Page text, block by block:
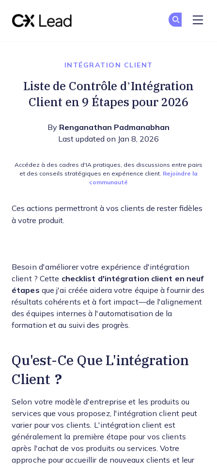
INTÉGRATION CLIENT
Liste de Contrôle d’Intégration
Client en 9 Étapes pour 2026
By Renganathan Padmanabhan
Last updated on Jan 8, 2026
Accédez à des cadres d'IA pratiques, des discussions entre pairs
et des conseils stratégiques en expérience client. Rejoindre la
communauté
Ces actions permettront à vos clients de rester fidèles
à votre produit.
Besoin d'améliorer votre expérience d'intégration
client ? Cette checklist d'intégration client en neuf
étapes que j'ai créée aidera votre équipe à fournir des
résultats cohérents et à fort impact—de l'alignement
des équipes internes à l'automatisation de la
formation et au suivi des progrès.
Qu'est-Ce Que L'intégration
Client ?
Selon votre modèle d'entreprise et les produits ou
services que vous proposez, l'intégration client peut
varier pour vos clients. L'intégration client est
généralement la première étape pour vos clients
après l'achat de vos produits ou services. Votre
approche pour accueillir de nouveaux clients et leur